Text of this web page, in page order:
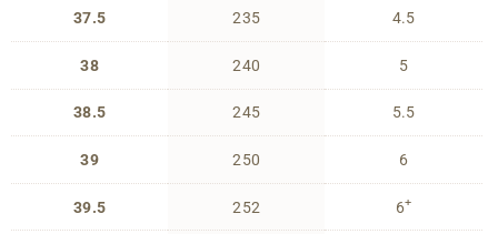
37.5
38
38.5
39
39.5
235
240
245
250
252
4.5
5
5.5
6
6+